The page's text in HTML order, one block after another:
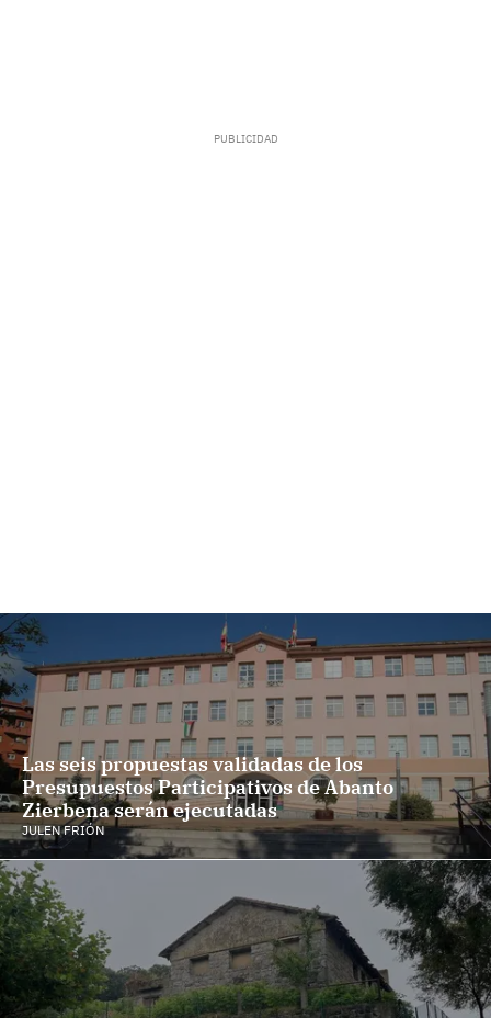
Las seis propuestas validadas de los
Presupuestos Participativos de Abanto
Zierbena serán ejecutadas
JULEN FRIÓN